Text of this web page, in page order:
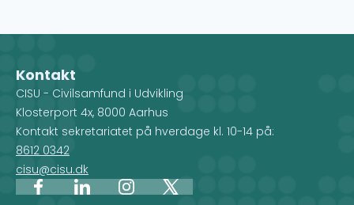
Kontakt
CISU - Civilsamfund i Udvikling
Klosterport 4x, 8000 Aarhus
Kontakt sekretariatet på hverdage kl. 10-14 på:
8612 0342
cisu@cisu.dk
FacebookLinkedInInstagram
X